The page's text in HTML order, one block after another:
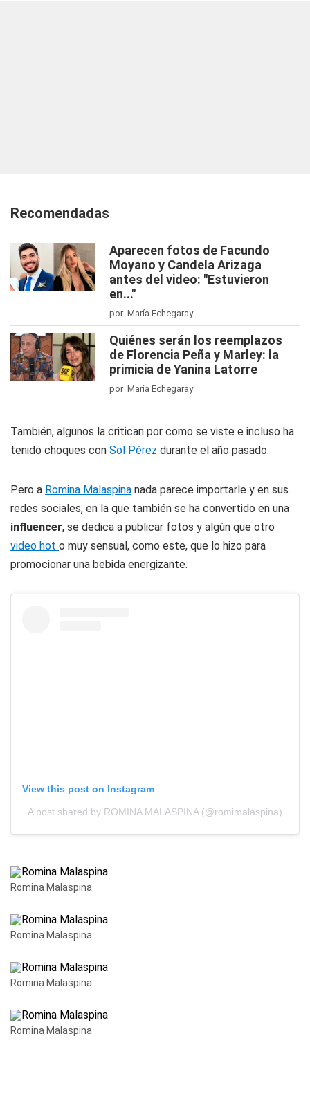
Recomendadas
Aparecen fotos de Facundo
Moyano y Candela Arizaga
antes del video: "Estuvieron
en..."
por María Echegaray
Quiénes serán los reemplazos
de Florencia Peña y Marley: la
primicia de Yanina Latorre
por María Echegaray
También, algunos la critican por como se viste e incluso ha
tenido choques con Sol Pérez durante el año pasado.
Pero a Romina Malaspina nada parece importarle y en sus
redes sociales, en la que también se ha convertido en una
influencer, se dedica a publicar fotos y algún que otro
video hot o muy sensual, como este, que lo hizo para
promocionar una bebida energizante.
View this post on Instagram
A post shared by ROMINA MALASPINA (@romimalaspina)
Romina Malaspina
Romina Malaspina
Romina Malaspina
Romina Malaspina